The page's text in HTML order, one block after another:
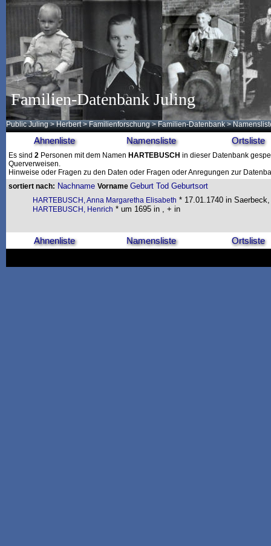
Familien-Datenbank Juling
Public Juling >Herbert >Familienforschung >Familien-Datenbank >
Ahnenliste Namensliste Ortsliste
Es sind 2 Personen mit dem Namen HARTEBUSCH in dieser Datenbank
Querverweisen.
Hinweise oder Fragen zu den Daten oder Fragen oder Anregungen zur
sortiert nach: Nachname Vorname Geburt Tod Geburtsort
HARTEBUSCH, Anna Margaretha Elisabeth * 17.01.1740 in
HARTEBUSCH, Henrich * um 1695 in , + in
Ahnenliste Namensliste Ortsliste